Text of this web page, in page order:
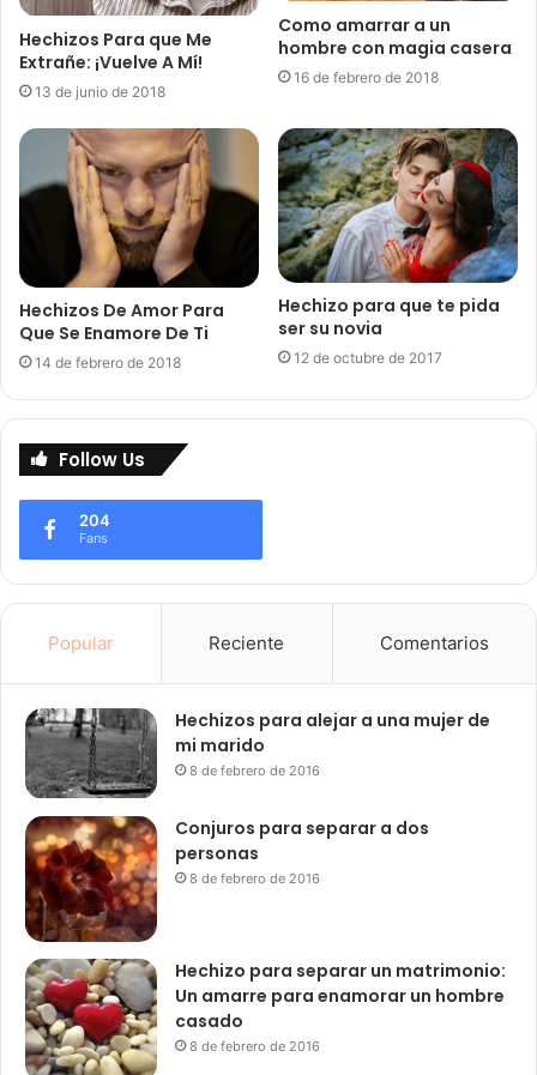
Hechizos Para que Me
Extrañe: ¡Vuelve A Mí!
13 de junio de 2018
Como amarrar a un
hombre con magia casera
16 de febrero de 2018
Hechizos De Amor Para
Que Se Enamore De Ti
14 de febrero de 2018
Hechizo para que te pida
ser su novia
12 de octubre de 2017
Follow Us
204
Fans
Popular Reciente Comentarios
Hechizos para alejar a una mujer de
mi marido
8 de febrero de 2016
Conjuros para separar a dos
personas
8 de febrero de 2016
Hechizo para separar un matrimonio:
Un amarre para enamorar un hombre
casado
8 de febrero de 2016